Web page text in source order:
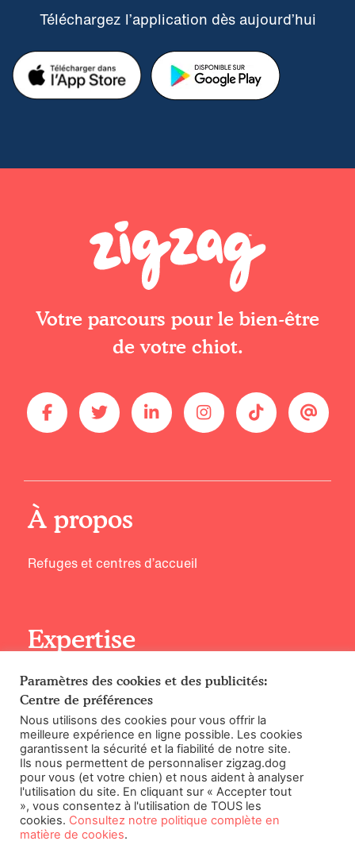
Téléchargez l’application dès aujourd’hui
Votre parcours pour le bien-être
de votre chiot.
À propos
Refuges et centres d’accueil
Expertise
Principes d’entraînement
Rencontrez nos experts
©2026 Zigzag Petcare Services Ltd
Conditions Générales
Paramètres des cookies et des publicités:
Centre de préférences
Nous utilisons des cookies pour vous offrir la
meilleure expérience en ligne possible. Les cookies
garantissent la sécurité et la fiabilité de notre site.
Ils nous permettent de personnaliser zigzag.dog
pour vous (et votre chien) et nous aident à analyser
l'utilisation du site. En cliquant sur « Accepter tout
», vous consentez à l'utilisation de TOUS les
cookies. Consultez notre politique complète en
matière de cookies.